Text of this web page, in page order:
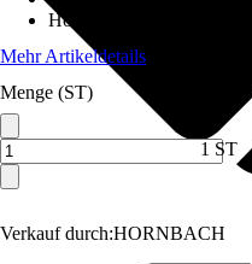
Verkauf durch:HORNBACH
Höhe
Mehr Artikeldetails
Menge (ST)
1 ST